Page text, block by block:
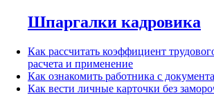
Шпаргалки кадровика
Как рассчитать коэффициент
расчета и применение
Как ознакомить работника с
Как вести личные карточки без